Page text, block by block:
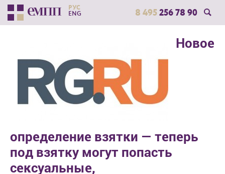
РУС
ENG
8 495 256 78 90
Новое
определение взятки — теперь
под взятку могут попасть
сексуальные,